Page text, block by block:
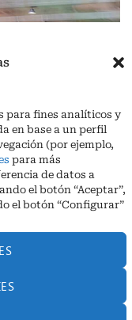
para fines analíticos y
en base a un perfil
(por ejemplo,
para más
de datos a
el botón “Aceptar”,
el botón “Configurar”
km 15,5 M.I. (Córdoba)
| Telf. + 34 957 51
por Babait Technology